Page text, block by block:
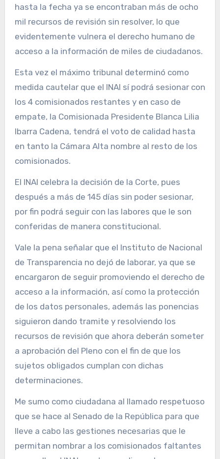
hasta la fecha ya se encontraban más de ocho
mil recursos de revisión sin resolver, lo que
evidentemente vulnera el derecho humano de
acceso a la información de miles de ciudadanos.
Esta vez el máximo tribunal determinó como
medida cautelar que el INAI sí podrá sesionar con
los 4 comisionados restantes y en caso de
empate, la Comisionada Presidente Blanca Lilia
Ibarra Cadena, tendrá el voto de calidad hasta
en tanto la Cámara Alta nombre al resto de los
comisionados.
El INAI celebra la decisión de la Corte, pues
después a más de 145 días sin poder sesionar,
por fin podrá seguir con las labores que le son
conferidas de manera constitucional.
Vale la pena señalar que el Instituto de Nacional
de Transparencia no dejó de laborar, ya que se
encargaron de seguir promoviendo el derecho de
acceso a la información, así como la protección
de los datos personales, además las ponencias
siguieron dando tramite y resolviendo los
recursos de revisión que ahora deberán someter
a aprobación del Pleno con el fin de que los
sujetos obligados cumplan con dichas
determinaciones.
Me sumo como ciudadana al llamado respetuoso
que se hace al Senado de la República para que
lleve a cabo las gestiones necesarias que le
permitan nombrar a los comisionados faltantes